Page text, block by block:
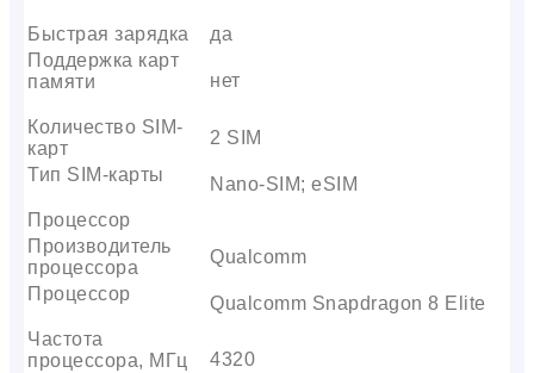
Быстрая зарядка
да
Поддержка карт
памяти
нет
Количество SIM-
карт
2 SIM
Тип SIM-карты
Nano-SIM; eSIM
Процессор
Производитель
процессора
Qualcomm
Процессор
Qualcomm Snapdragon 8 Elite
Частота
процессора, МГц
4320